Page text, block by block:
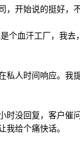
开始说的挺好，
个血汗工厂，我
私人时间响应。
时没回复，客户催
给个痛快话。